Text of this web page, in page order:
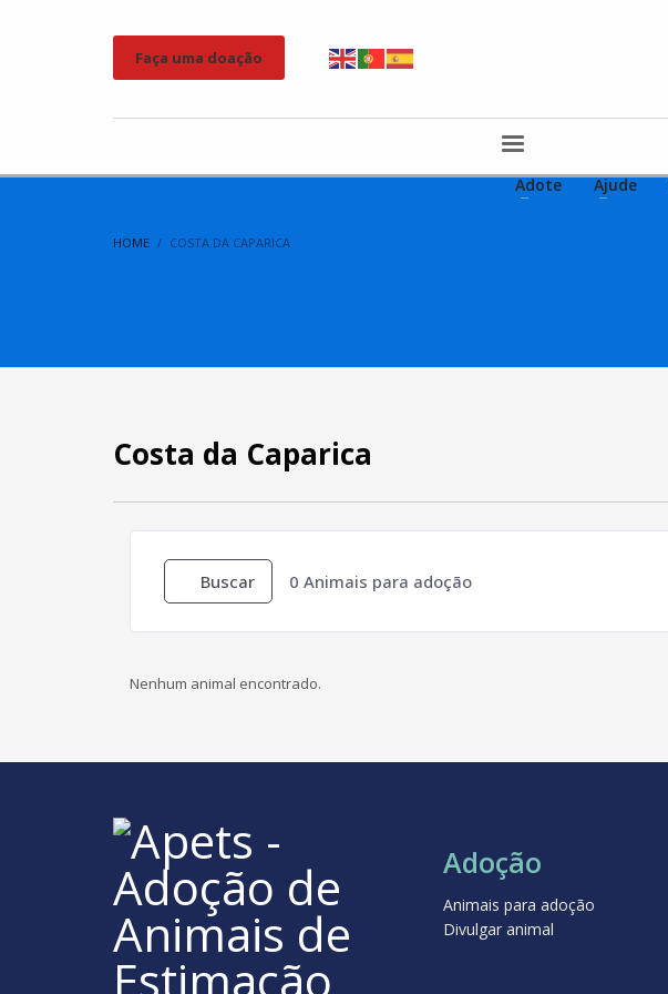
Faça uma doação
Adote Ajude
HOME COSTA DA CAPARICA
Costa da Caparica
Buscar 0 Animais para adoção
Nenhum animal encontrado.
Adoção
Animais para adoção
Divulgar animal